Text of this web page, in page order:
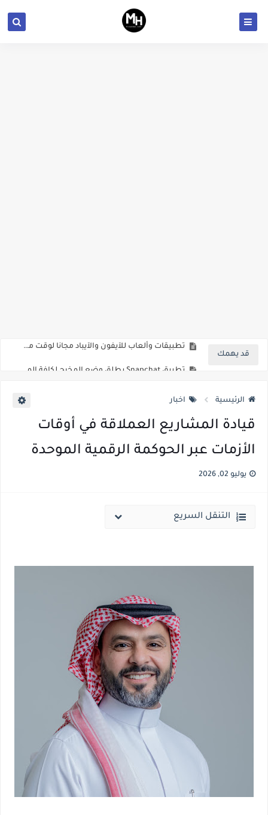
قد يهمك
الرئيسية اخبار
قيادة المشاريع العملاقة في أوقات
الأزمات عبر الحوكمة الرقمية الموحدة
يوليو 02, 2026
التنقل السريع